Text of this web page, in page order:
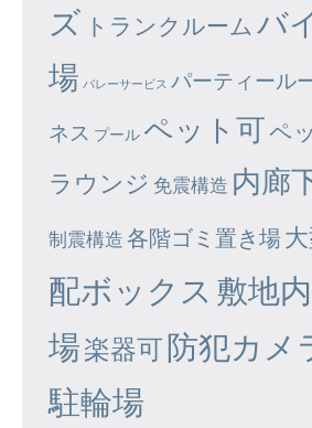
ズ トランクルーム バ
場 バレーサービス パーティール
ネス プール ペット可ペ
ラウンジ 免震構造 内廊
制震構造 各階ゴミ置き場
配ボックス 敷地
場楽器可防犯カメ
駐輪場